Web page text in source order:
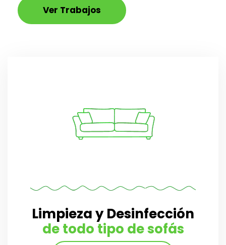
Ver Trabajos
Limpieza y Desinfección
de todo tipo de sofás